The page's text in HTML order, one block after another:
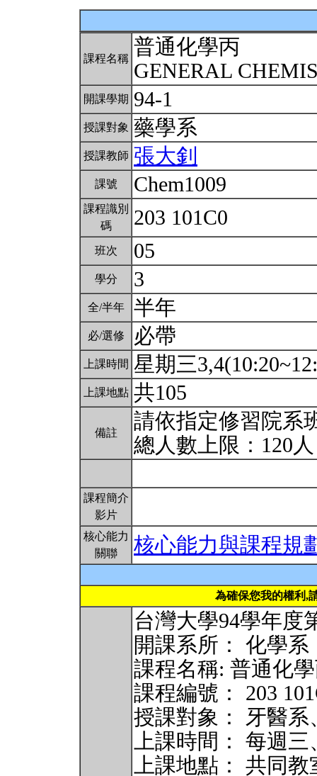
課程名稱 普通化學丙
GENERAL
開課學期 94-1
授課對象 藥學系
授課教師 張大釗
課號 Chem1009
課程識別
碼
203 101C0
班次 05
學分 3
全/半年 半年
必/選修 必帶
上課時間 星期三
上課地點 共105
備註
請依指定修習院系
總人數上限：120
課程簡介
影片
核心能力
關聯
核心能力與課程規
為確保您我的權利,
台灣大學94學年度
開課系所： 化學系
課程名稱: 普通化學
課程編號： 203
授課對象： 牙醫
上課時間： 每週三
上課地點： 共同教